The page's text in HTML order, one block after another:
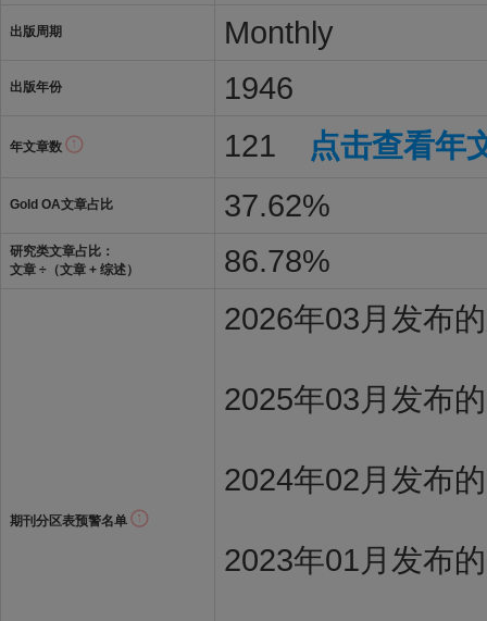
出版周期 Monthly
出版年份 1946
年文章数 121 点击查看年
Gold OA文章占比 37.62%
研究类文章占比：
文章 ÷（文章 + 综述）
86.78%
期刊分区表预警名单
2026年03月发布
2025年03月发布
2024年02月发布
2023年01月发布